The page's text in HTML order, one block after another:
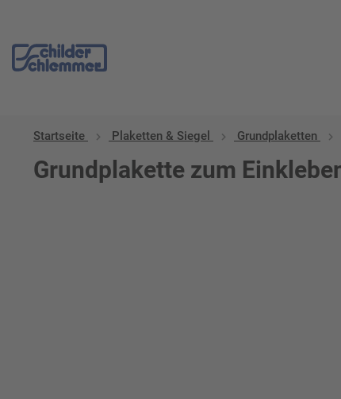
Startseite Plaketten & Siegel Grundplaketten
Grundplakette zum